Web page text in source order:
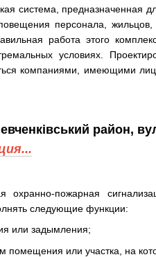
система, предназначенная
персонала, жильцов,
работа этого
условиях.
компаниями, имеющими
район,
охранно-пожарная
следующие функции:
или задымления;
помещения или участка, на